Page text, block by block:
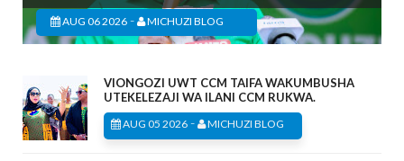
AUG 06 2026 - MICHUZI BLOG
VIONGOZI UWT CCM TAIFA WAKUMBUSHA
UTEKELEZAJI WA ILANI CCM RUKWA.
AUG 05 2026 - MICHUZI BLOG